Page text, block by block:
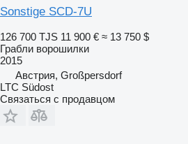
Sonstige SCD-7U
126 700 TJS 11 900 € ≈ 13 750 $
Грабли ворошилки
2015
Австрия, Großpersdorf
LTC Südost
Связаться с продавцом